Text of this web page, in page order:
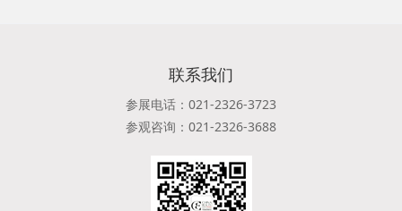
联系我们
参展电话：021-2326-3723
参观咨询：021-2326-3688